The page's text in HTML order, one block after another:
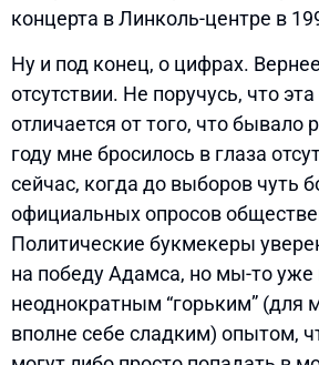
концерта в Линколь-центре в
Ну и под конец, о цифрах.
отсутствии. Не поручусь, что
отличается от того, что бывало
году мне бросилось в глаза
сейчас, когда до выборов чуть
официальных опросов
Политические букмекеры
на победу Адамса, но мы-то уже
неоднократным “горьким” (для
вполне себе сладким) опытом,